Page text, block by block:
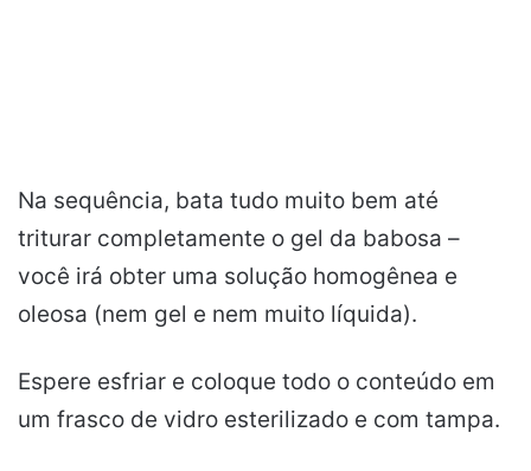
Na sequência, bata tudo muito bem até
triturar completamente o gel da babosa –
você irá obter uma solução homogênea e
oleosa (nem gel e nem muito líquida).
Espere esfriar e coloque todo o conteúdo em
um frasco de vidro esterilizado e com tampa.